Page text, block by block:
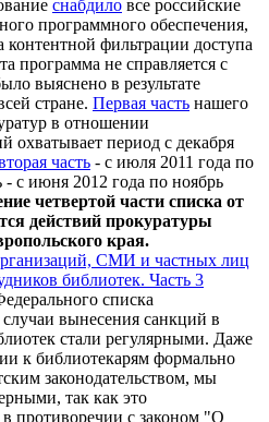
снабдило все российские
программного обеспечения,
фильтрации доступа
программа не справляется с
выяснено в результате
стране. Первая часть нашего
в отношении
охватывает период с декабря
часть - с июля 2011 года по
- с июня 2012 года по ноябрь
четвертой части списка от
действий прокуратуры
края.
СМИ и частных лиц
библиотек. Часть 3
списка
вынесения санкций в
стали регулярными. Даже
к библиотекарям формально
законодательством, мы
так как это
в противоречии с законом "О